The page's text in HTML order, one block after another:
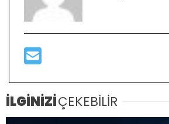
İLGİNİZİÇEKEBİLİR